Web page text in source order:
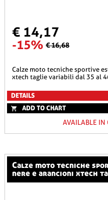
€ 14,17
-15% € 16,68
calze moto tecniche sportive estive leggere grigie e arancioni
xtech taglie variabili dal 35 al
DETAILS
ADD TO CHART
AVAILABLE IN
calze moto tecniche sportive invernali compression
nere e arancioni xtech